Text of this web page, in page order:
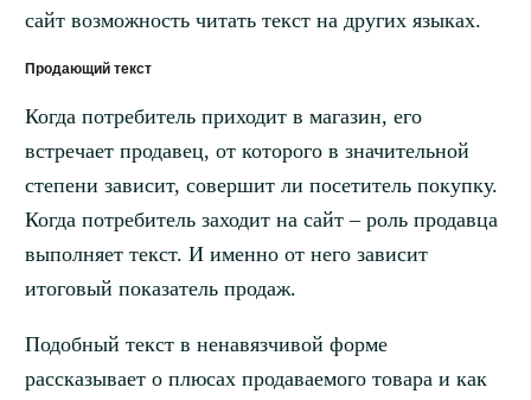
сайт возможность читать текст на других языках.
Продающий текст
Когда потребитель приходит в магазин, его
встречает продавец, от которого в значительной
степени зависит, совершит ли посетитель покупку.
Когда потребитель заходит на сайт – роль продавца
выполняет текст. И именно от него зависит
итоговый показатель продаж.
Подобный текст в ненавязчивой форме
рассказывает о плюсах продаваемого товара и как